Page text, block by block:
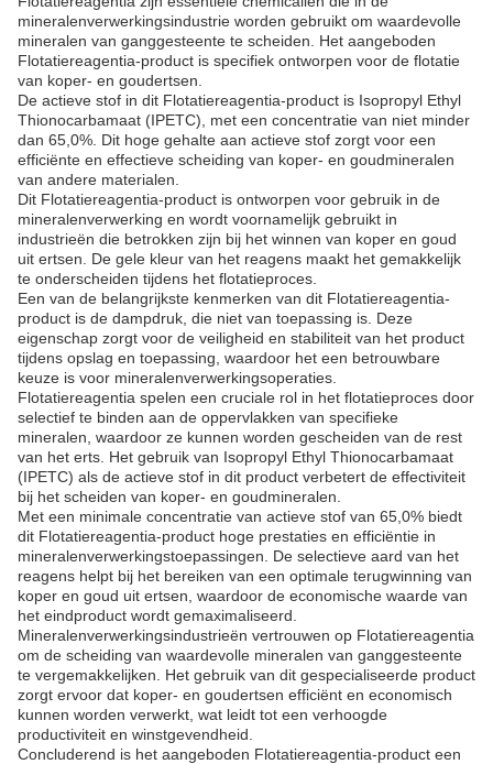
mineralenverwerkingsindustrie worden gebruikt om waardevolle
mineralen van ganggesteente te scheiden. Het aangeboden
Flotatiereagentia-product is specifiek ontworpen voor de flotatie
van koper- en goudertsen.
De actieve stof in dit Flotatiereagentia-product is Isopropyl Ethyl
Thionocarbamaat (IPETC), met een concentratie van niet minder
dan 65,0%. Dit hoge gehalte aan actieve stof zorgt voor een
efficiënte en effectieve scheiding van koper- en goudmineralen
van andere materialen.
Dit Flotatiereagentia-product is ontworpen voor gebruik in de
mineralenverwerking en wordt voornamelijk gebruikt in
industrieën die betrokken zijn bij het winnen van koper en goud
uit ertsen. De gele kleur van het reagens maakt het gemakkelijk
te onderscheiden tijdens het flotatieproces.
Een van de belangrijkste kenmerken van dit Flotatiereagentia-
product is de dampdruk, die niet van toepassing is. Deze
eigenschap zorgt voor de veiligheid en stabiliteit van het product
tijdens opslag en toepassing, waardoor het een betrouwbare
keuze is voor mineralenverwerkingsoperaties.
Flotatiereagentia spelen een cruciale rol in het flotatieproces door
selectief te binden aan de oppervlakken van specifieke
mineralen, waardoor ze kunnen worden gescheiden van de rest
van het erts. Het gebruik van Isopropyl Ethyl Thionocarbamaat
(IPETC) als de actieve stof in dit product verbetert de effectiviteit
bij het scheiden van koper- en goudmineralen.
Met een minimale concentratie van actieve stof van 65,0% biedt
dit Flotatiereagentia-product hoge prestaties en efficiëntie in
mineralenverwerkingstoepassingen. De selectieve aard van het
reagens helpt bij het bereiken van een optimale terugwinning van
koper en goud uit ertsen, waardoor de economische waarde van
het eindproduct wordt gemaximaliseerd.
Mineralenverwerkingsindustrieën vertrouwen op Flotatiereagentia
om de scheiding van waardevolle mineralen van ganggesteente
te vergemakkelijken. Het gebruik van dit gespecialiseerde product
zorgt ervoor dat koper- en goudertsen efficiënt en economisch
kunnen worden verwerkt, wat leidt tot een verhoogde
productiviteit en winstgevendheid.
Concluderend is het aangeboden Flotatiereagentia-product een